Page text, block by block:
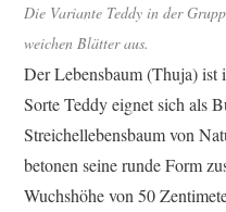
Die Variante Teddy in der
weichen Blätter aus.
Der Lebensbaum (Thuja)
Sorte Teddy eignet sich als
Streichellebensbaum von
betonen seine runde Form
Wuchshöhe von 50